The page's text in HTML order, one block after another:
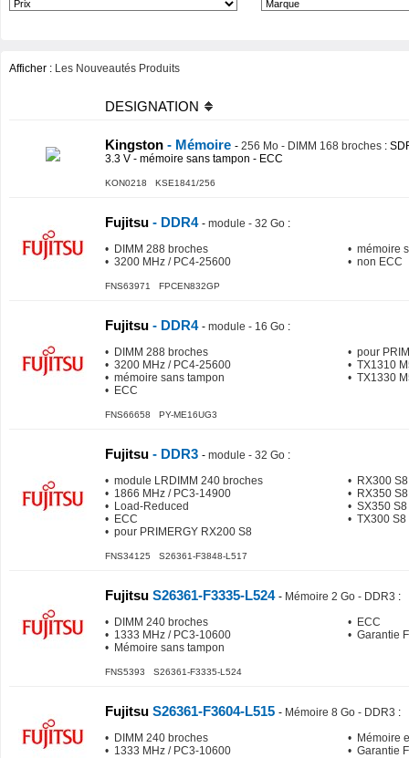
Afficher : Les Nouveautés Produits
DESIGNATION
Kingston - Mémoire - 256 Mo - DIMM 168 broches :
3.3 V - mémoire sans tampon - ECC
KON0218 KSE1841/256
Fujitsu - DDR4 - module - 32 Go :
• DIMM 288 broches
• 3200 MHz / PC4-25600
• mémoire
• non ECC
FNS63971 FPCEN832GP
Fujitsu - DDR4 - module - 16 Go :
• DIMM 288 broches
• 3200 MHz / PC4-25600
• mémoire sans tampon
• ECC
• pour
• TX1310
• TX1330
FNS66658 PY-ME16UG3
Fujitsu - DDR3 - module - 32 Go :
• module LRDIMM 240 broches
• 1866 MHz / PC3-14900
• Load-Reduced
• ECC
• pour PRIMERGY RX200 S8
• RX300 S8
• RX350 S8
• SX350
• TX300 S8
FNS34125 S26361-F3848-L517
Fujitsu S26361-F3335-L524 - Mémoire 2 Go - DDR3 :
• DIMM 240 broches
• 1333 MHz / PC3-10600
• Mémoire sans tampon
• ECC
• Garantie
FNS5393 S26361-F3335-L524
Fujitsu S26361-F3604-L515 - Mémoire 8 Go - DDR3 :
• DIMM 240 broches
• 1333 MHz / PC3-10600
• Mémoire
• Garantie